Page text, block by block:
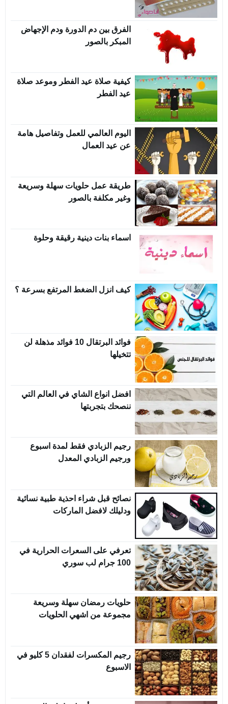
الفرق بين دم الدورة ودم الإجهاض
المبكر بالصور
كيفية صلاة عيد الفطر وموعد صلاة
عيد الفطر
اليوم العالمي للعمل وتفاصيل هامة
عن عيد العمال
طريقة عمل حلويات سهلة وسريعة
وغير مكلفة بالصور
اسماء بنات دينية رقيقة وحلوة
كيف انزل الضغط المرتفع بسرعة ؟
فوائد البرتقال 10 فوائد مذهلة لن
تتخيلها
افضل انواع الشاي في العالم التي
ننصحك بتجربتها
رجيم الزبادي فقط لمدة اسبوع
ورجيم الزبادي المعدل
نصائح قبل شراء احذية طبية نسائية
ودليلك لافضل الماركات
تعرفي على السعرات الحرارية في
100 جرام لب سوري
حلويات رمضان سهلة وسريعة
مجموعة من اشهي الحلويات
رجيم المكسرات لفقدان 5 كليو في
الاسبوع